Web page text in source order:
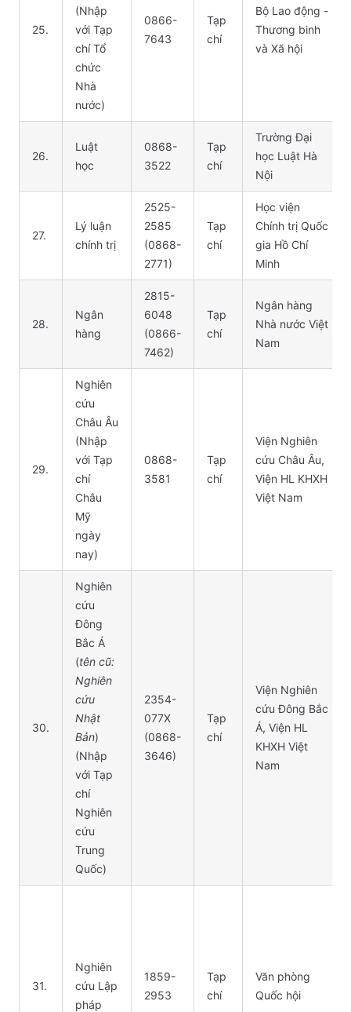
25.
(Nhập
với Tạp
chí Tổ
chức
Nhà
nước)
0866-
7643
Tạp
chí
Bộ Lao động -
Thương binh
và Xã hội
26.
Luật
học
0868-
3522
Tạp
chí
Trường Đại
học Luật Hà
Nội
27.
Lý luận
chính trị
2525-
2585
(0868-
2771)
Tạp
chí
Học viện
Chính trị Quốc
gia Hồ Chí
Minh
28.
Ngân
hàng
2815-
6048
(0866-
7462)
Tạp
chí
Ngân hàng
Nhà nước Việt
Nam
29.
Nghiên
cứu
Châu Âu
(Nhập
với Tạp
chí
Châu
Mỹ
ngày
nay)
0868-
3581
Tạp
chí
Viện Nghiên
cứu Châu Âu,
Viện HL KHXH
Việt Nam
30.
Nghiên
cứu
Đông
Bắc Á
(tên cũ:
Nghiên
cứu
Nhật
Bản)
(Nhập
với Tạp
chí
Nghiên
cứu
Trung
Quốc)
2354-
077X
(0868-
3646)
Tạp
chí
Viện Nghiên
cứu Đông Bắc
Á, Viện HL
KHXH Việt
Nam
31.
Nghiên
cứu Lập
pháp
1859-
2953
Tạp
chí
Văn phòng
Quốc hội